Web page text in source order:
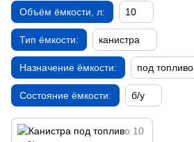
Объём ёмкости, л: 10
Тип ёмкости: канистра
Назначение ёмкости: под топливо
Состояние ёмкости: б/у